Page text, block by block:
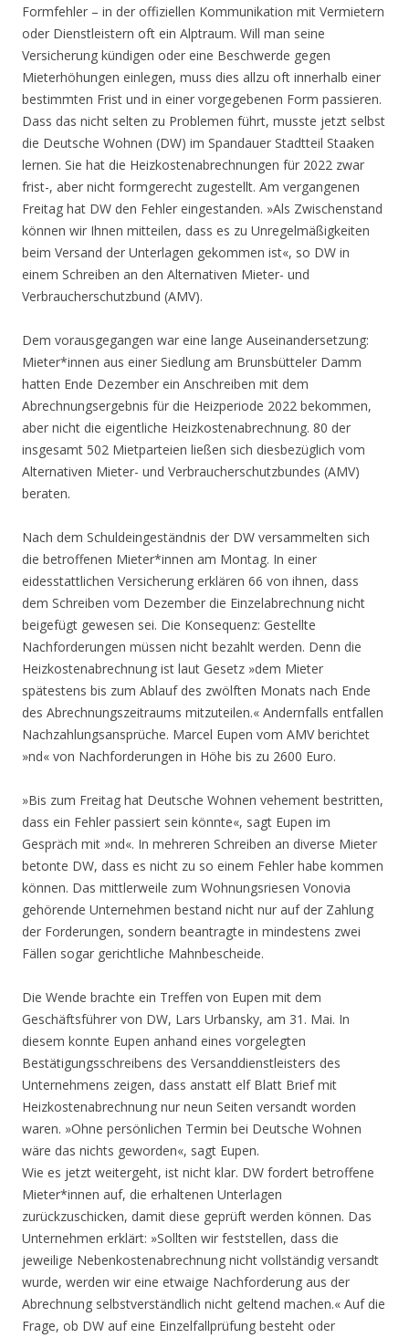
Formfehler – in der offiziellen Kommunikation mit Vermietern
oder Dienstleistern oft ein Alptraum. Will man seine
Versicherung kündigen oder eine Beschwerde gegen
Mieterhöhungen einlegen, muss dies allzu oft innerhalb einer
bestimmten Frist und in einer vorgegebenen Form passieren.
Dass das nicht selten zu Problemen führt, musste jetzt selbst
die Deutsche Wohnen (DW) im Spandauer Stadtteil Staaken
lernen. Sie hat die Heizkostenabrechnungen für 2022 zwar
frist-, aber nicht formgerecht zugestellt. Am vergangenen
Freitag hat DW den Fehler eingestanden. »Als Zwischenstand
können wir Ihnen mitteilen, dass es zu Unregelmäßigkeiten
beim Versand der Unterlagen gekommen ist«, so DW in
einem Schreiben an den Alternativen Mieter- und
Verbraucherschutzbund (AMV).
Dem vorausgegangen war eine lange Auseinandersetzung:
Mieter*innen aus einer Siedlung am Brunsbütteler Damm
hatten Ende Dezember ein Anschreiben mit dem
Abrechnungsergebnis für die Heizperiode 2022 bekommen,
aber nicht die eigentliche Heizkostenabrechnung. 80 der
insgesamt 502 Mietparteien ließen sich diesbezüglich vom
Alternativen Mieter- und Verbraucherschutzbundes (AMV)
beraten.
Nach dem Schuldeingeständnis der DW versammelten sich
die betroffenen Mieter*innen am Montag. In einer
eidesstattlichen Versicherung erklären 66 von ihnen, dass
dem Schreiben vom Dezember die Einzelabrechnung nicht
beigefügt gewesen sei. Die Konsequenz: Gestellte
Nachforderungen müssen nicht bezahlt werden. Denn die
Heizkostenabrechnung ist laut Gesetz »dem Mieter
spätestens bis zum Ablauf des zwölften Monats nach Ende
des Abrechnungszeitraums mitzuteilen.« Andernfalls entfallen
Nachzahlungsansprüche. Marcel Eupen vom AMV berichtet
»nd« von Nachforderungen in Höhe bis zu 2600 Euro.
»Bis zum Freitag hat Deutsche Wohnen vehement bestritten,
dass ein Fehler passiert sein könnte«, sagt Eupen im
Gespräch mit »nd«. In mehreren Schreiben an diverse Mieter
betonte DW, dass es nicht zu so einem Fehler habe kommen
können. Das mittlerweile zum Wohnungsriesen Vonovia
gehörende Unternehmen bestand nicht nur auf der Zahlung
der Forderungen, sondern beantragte in mindestens zwei
Fällen sogar gerichtliche Mahnbescheide.
Die Wende brachte ein Treffen von Eupen mit dem
Geschäftsführer von DW, Lars Urbansky, am 31. Mai. In
diesem konnte Eupen anhand eines vorgelegten
Bestätigungsschreibens des Versanddienstleisters des
Unternehmens zeigen, dass anstatt elf Blatt Brief mit
Heizkostenabrechnung nur neun Seiten versandt worden
waren. »Ohne persönlichen Termin bei Deutsche Wohnen
wäre das nichts geworden«, sagt Eupen.
Wie es jetzt weitergeht, ist nicht klar. DW fordert betroffene
Mieter*innen auf, die erhaltenen Unterlagen
zurückzuschicken, damit diese geprüft werden können. Das
Unternehmen erklärt: »Sollten wir feststellen, dass die
jeweilige Nebenkostenabrechnung nicht vollständig versandt
wurde, werden wir eine etwaige Nachforderung aus der
Abrechnung selbstverständlich nicht geltend machen.« Auf die
Frage, ob DW auf eine Einzelfallprüfung besteht oder